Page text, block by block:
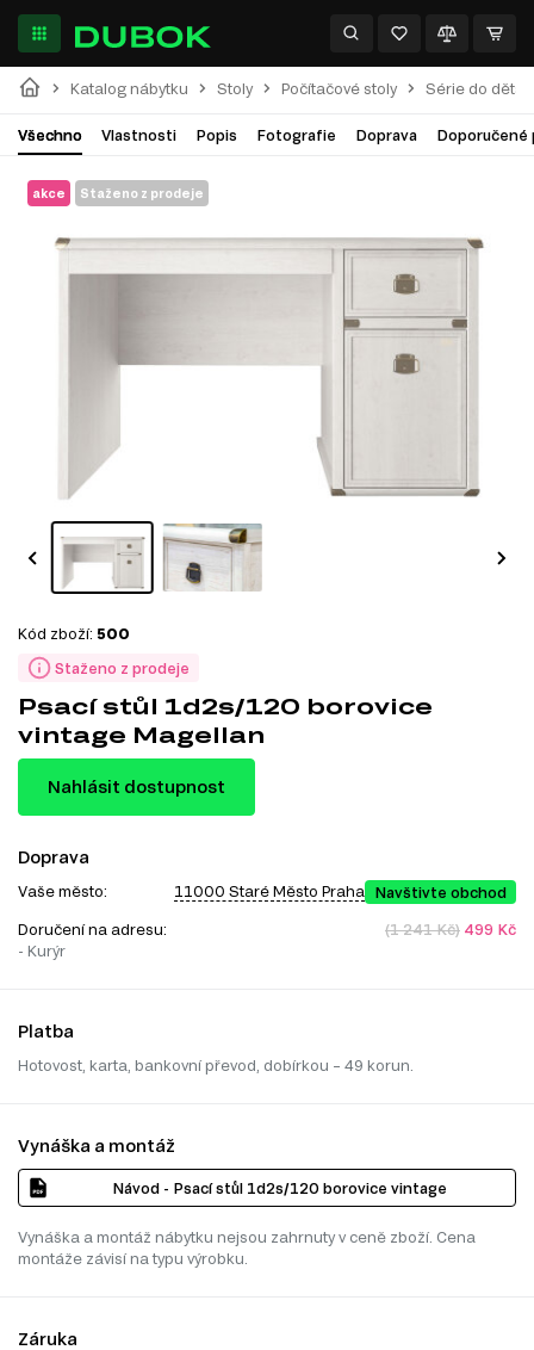
Katalog nábytku Stoly Počítačové stoly Série do
Všechno Vlastnosti Popis Fotografie Doprava Doporučené
akce Staženo z prodeje
Staženo z prodeje
Kód zboží: 500
Psací stůl 1d2s/120 borovice
vintage Magellan
Nahlásit dostupnost
Doprava
Vaše město: 11000 Staré Město Praha Navštivte obchod
Doručení na adresu:
- Kurýr
(1 241 Kč) 499 Kč
Platba
Hotovost, karta, bankovní převod, dobírkou – 49 korun.
Vynáška a montáž
Návod - Psací stůl 1d2s/120 borovice vintage
Vynáška a montáž nábytku nejsou zahrnuty v ceně zboží. Cena
montáže závisí na typu výrobku.
Záruka